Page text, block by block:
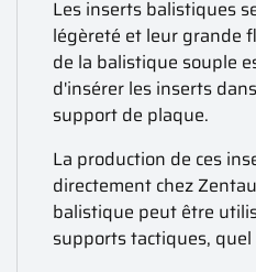
Les inserts balistiques
légèreté et leur grande
de la balistique souple
d'insérer les inserts
support de plaque.
La production de ces
directement chez
balistique peut être
supports tactiques,